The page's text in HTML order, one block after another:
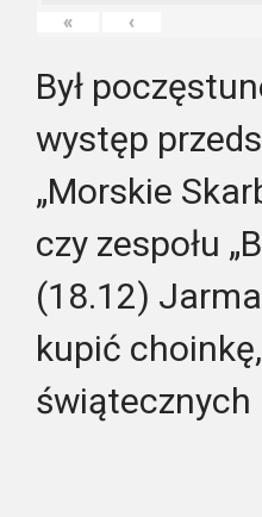
« ‹
Był
występ
„Morskie
czy zespołu
(18.12)
kupić
świątecznych